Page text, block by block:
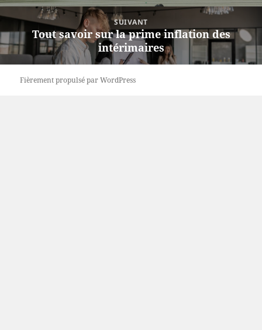
SUIVANT
Article
suivant :
Tout savoir sur la prime inflation des
intérimaires
Fièrement propulsé par WordPress